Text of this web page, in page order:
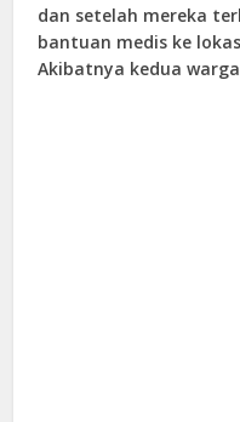
dan setelah mereka
bantuan medis ke
Akibatnya kedua